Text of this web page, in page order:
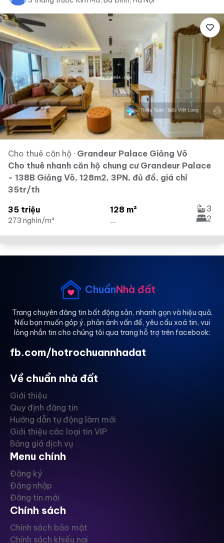
Cho thuê căn hộ · Grandeur Palace Giảng Võ
Cho thuê nhanh căn hộ chung cư Grandeur Palace
- 138B Giảng Võ, 128m2, 3PN, đủ đồ, giá chỉ
35tr/th
35 triệu
273 nghìn/m²
128 m²
...
3
2
ChuẩnNhà đất
Trang chuyên đăng tin bất động sản, nhanh gọn và hiệu quả.
Nếu bạn muốn góp ý, phản ánh vấn đề, yêu cầu xoá tin, vui
lòng nhắn tin cho chúng tôi qua trang hỗ trợ trên facebook:
fb.com/hotrochuannhadat
Về chuẩn nhà đất
Giới thiệu
Quy định đăng tin
Hướng dẫn tự động làm mới
Giới thiệu các loại tin VIP
Bảng giá dịch vụ
Menu chính
Đăng ký
Đăng nhập
Đăng tin mới
Chính sách
Chính sách bảo mật
Chính sách khiếu nại